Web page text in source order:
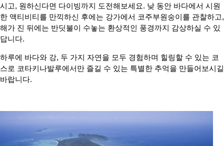
시고, 원하신다면 다이빙까지 도전해보세요. 낮 동안 바다에서 시원
한 액티비티를 만끽하신 후에는 강가에서 코주부원숭이를 관찰하고,
해가 진 뒤에는 반딧불이 수놓는 환상적인 풍경까지 감상하실 수 있
답니다.
하루에 바다와 강, 두 가지 자연을 모두 경험하며 힐링할 수 있는 코
스로 코타키나발루에서만 즐길 수 있는 특별한 추억을 만들어보시길
바랍니다.